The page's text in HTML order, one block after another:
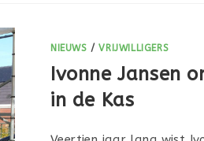
NIEUWS /VRIJWILLIGERS
Ivonne Jansen
in de Kas